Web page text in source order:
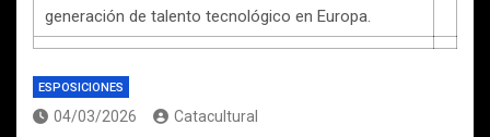
generación de talento tecnológico en Europa.
ESPOSICIONES
04/03/2026 Catacultural